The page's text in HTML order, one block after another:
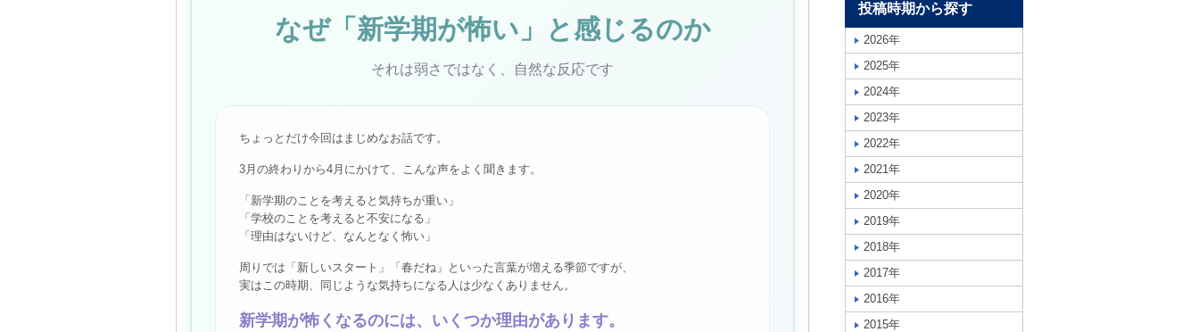
なぜ「新学期が怖い」と感じるのか
それは弱さではなく、自然な反応です
ちょっとだけ今回はまじめなお話です。
3月の終わりから4月にかけて、こんな声をよく聞きます。
「新学期のことを考えると気持ちが重い」
「学校のことを考えると不安になる」
「理由はないけど、なんとなく怖い」
周りでは「新しいスタート」「春だね」といった言葉が増える季節ですが、
実はこの時期、同じような気持ちになる人は少なくありません。
新学期が怖くなるのには、いくつか理由があります。
投稿時期から探す
2026年
2025年
2024年
2023年
2022年
2021年
2020年
2019年
2018年
2017年
2016年
2015年